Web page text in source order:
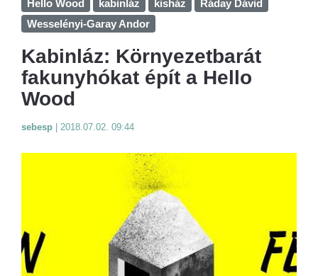
Hello Wood
kabinláz kisház
Ráday Dávid
Wesselényi-Garay Andor
Kabinláz: Környezetbarát
fakunyhókat épít a Hello
Wood
sebesp 2018.07.02. 09:44